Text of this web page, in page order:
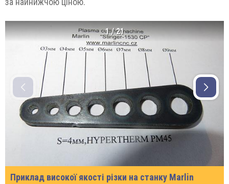
Приклад високої якості різки на станку Marlin
1/21